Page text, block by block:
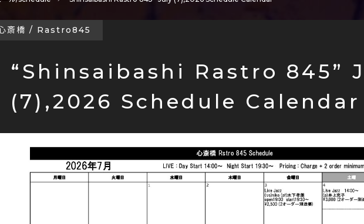
“Shinsaibashi Rastro 845”
(7),2026 Schedule Calendar
斎橋 / Rastro845